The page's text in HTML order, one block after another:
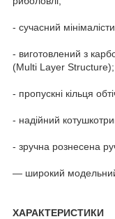
- сучасний
- виготовлений з
(Multi Layer Structure);
- пропускні кільця
- надійний
- зручна рознесена
— широкий модельний
ХАРАКТЕРИСТИКИ